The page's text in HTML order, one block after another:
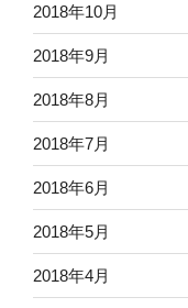
2018年10月
2018年9月
2018年8月
2018年7月
2018年6月
2018年5月
2018年4月